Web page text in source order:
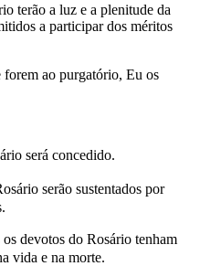
terão a luz e a plenitude da
a participar dos méritos
ao purgatório, Eu os
será concedido.
serão sustentados por
devotos do Rosário tenham
vida e na morte.